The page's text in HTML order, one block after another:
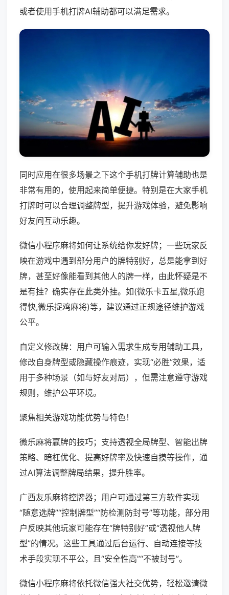
或者使用手机打牌AI辅助都可以满足需求。
同时应用在很多场景之下这个手机打牌计算辅助也是
非常有用的，使用起来简单便捷。特别是在大家手机
打牌时可以合理调整牌型，提升游戏体验，避免影响
好友间互动乐趣。
微信小程序麻将如何让系统给你发好牌；一些玩家反
映在游戏中遇到部分用户的牌特别好，总是能拿到好
牌，甚至好像能看到其他人的牌一样，由此怀疑是不
是有挂？确实存在此类外挂。如(微乐卡五星,微乐跑
得快,微乐捉鸡麻将)等，建议通过正规途径维护游戏
公平。
自定义修改牌：用户可输入需求生成专用辅助工具，
修改自身牌型或隐藏操作痕迹，实现“必胜”效果，适
用于多种场景（如与好友对局），但需注意遵守游戏
规则，维护公平环境。
聚焦相关游戏功能优势与特色！
微乐麻将赢牌的技巧；支持透视全局牌型、智能出牌
策略、暗杠优化、提高好牌率及快速自摸等操作，通
过AI算法调整牌局结果，提升胜率。
广西友乐麻将控牌器；用户可通过第三方软件实现
“随意选牌”“控制牌型”“防检测防封号”等功能，部分用
户反映其他玩家可能存在“牌特别好”或“透视他人牌
型”的情况。这些工具通过后台运行、自动连接等技
术手段实现不平公，且“安全性高”“不被封号”。
微信小程序麻将依托微信强大社交优势，轻松邀请微